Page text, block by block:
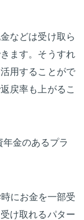
などは受け取ら
ます。そうすれ
用することがで
戻率も上がるこ
金のあるプラ
にお金を一部受
け取れるパター